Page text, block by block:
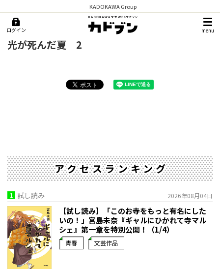
KADOKAWA Group
ログイン menu
光が死んだ夏 2
アクセスランキング
1 試し読み 2026年08月04日
【試し読み】「このお寺をもっと有名にした
いの！」宮島未奈『ギャルにひかれて寺マル
シェ』第一章を特別公開！（1/4）
青春 文芸作品